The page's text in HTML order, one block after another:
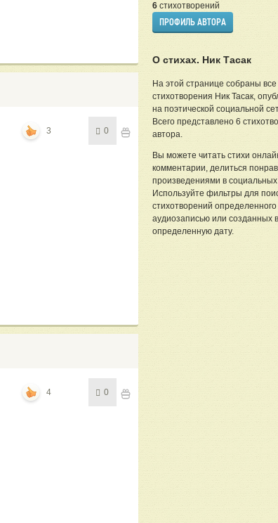
3 0
4 0
6стихотворений
ПРОФИЛЬ АВТОРА
О стихах. Ник Тасак
На этой странице собраны все
стихотворения Ник Тасак,
на поэтической социальной
Всего представлено 6
автора.
Вы можете читать стихи
комментарии, делиться
произведениями в социальных
Используйте фильтры для
стихотворений
аудиозаписью или созданных в
определенную дату.